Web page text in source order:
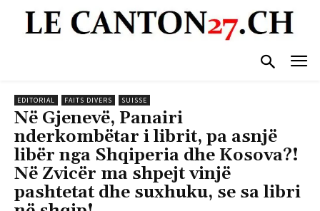
EDITORIAL FAITS DIVERS SUISSE
Në Gjenevë, Panairi
nderkombëtar i librit, pa asnjë
libër nga Shqiperia dhe Kosova?!
Në Zvicër ma shpejt vinjë
pashtetat dhe suxhuku, se sa libri